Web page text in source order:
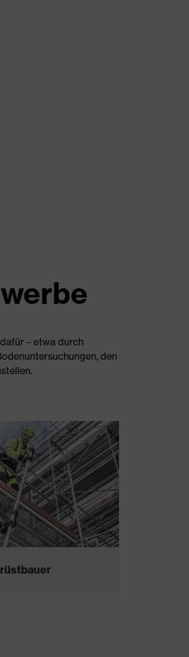
– etwa durch
den